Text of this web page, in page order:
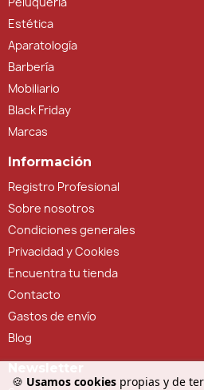
🍪 Usamos cookies propias y de
Estética
Aparatología
Barbería
Mobiliario
Black Friday
Marcas
Información
Registro Profesional
Sobre nosotros
Condiciones generales
Privacidad y Cookies
Encuentra tu tienda
Contacto
Gastos de envío
Blog